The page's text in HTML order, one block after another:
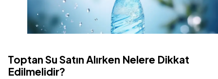
Toptan Su Satın Alırken Nelere Dikkat
Edilmelidir?